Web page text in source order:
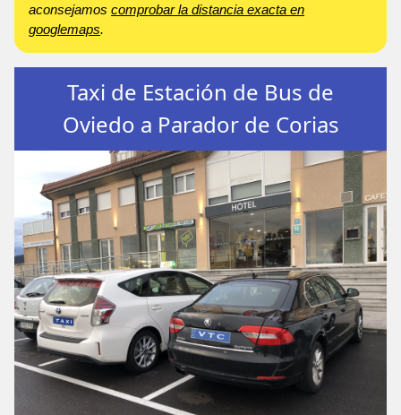
aconsejamos comprobar la distancia exacta en
googlemaps.
Taxi de Estación de Bus de
Oviedo a Parador de Corias